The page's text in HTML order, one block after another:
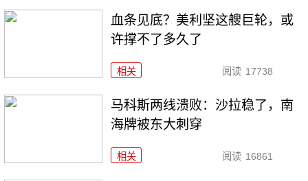
血条见底？美利坚这艘巨轮，或
许撑不了多久了
相关 阅读 17738
马科斯两线溃败：沙拉稳了，南
海牌被东大刺穿
相关 阅读 16861